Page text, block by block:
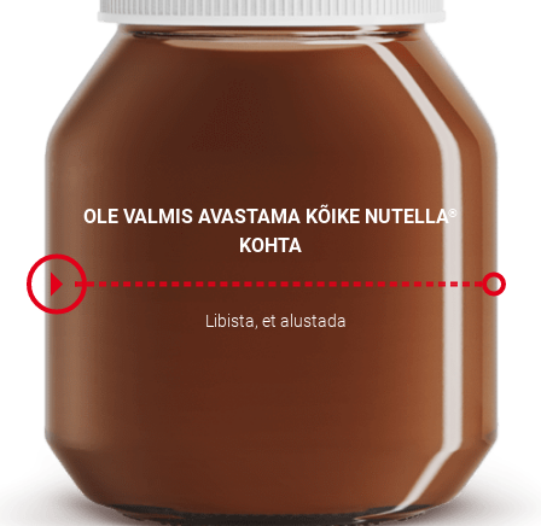
OLE VALMIS AVASTAMA KÕIKE NUTELLA®
KOHTA
Libista, et alustada
Libista, et alustada